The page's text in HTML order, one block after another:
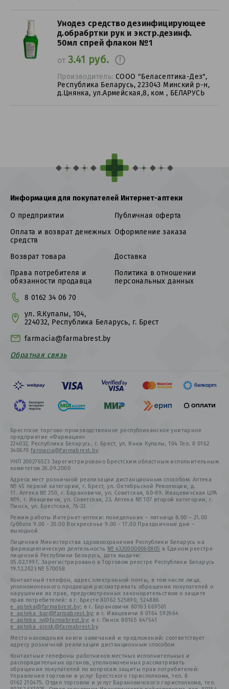
Унодез средство дезинфицирующее
д.обрабртки рук и экстр.дезинф.
50мл спрей флакон №1
от 3.41 руб.
Производитель:СООО "Беласептика-Дез",
Республика Беларусь, 223043 Минский р-н,
д.Цнянка, ул.Армейская,8, ком , БЕЛАРУСЬ
Информация для покупателей Интернет-аптеки
О предприятии
Публичная оферта
Оплата и возврат денежных
средств
Оформление заказа
Возврат товара
Доставка
Права потребителя и
обязанности продавца
Политика в отношении
персональных данных
8 0162 34 06 70
ул. Я.Купалы, 104,
224032, Республика Беларусь, г. Брест
farmacia@farmabrest.by
Обратная связь
Брестское торгово-производственное республиканское унитарное
предприятие «Фармация»
224032, Республика Беларусь, г. Брест, ул. Янки Купалы, 104 Тел. 8 0162
340670 farmacia@farmabrest.by
УНП 200276523 Зарегистрировано Брестским областным исполнительным
комитетом 26.09.2000
Адреса мест розничной реализации дистанционным способом: Аптека
№ 45 первой категории, г. Брест, ул. Октябрьской Революции, д.
11. Аптека № 250, г. Барановичи, ул. Советская, 60-89. Ивацевичская ЦРА
№9, г. Ивацевичи, ул. Советская, 23. Аптека № 107 второй категории, г.
Пинск, ул. Брестская, 76-33
Режим работы Интернет-аптеки: понедельник – пятница 8.00 – 21.00
Суббота 9.00 - 20.00 Воскресенье 9.00 - 17.00 Праздничные дни –
выходной
Лицензия Министерства здравоохранения Республики Беларусь на
фармацевтическую деятельность № 43200000060805 в Едином реестре
лицензий Республики Беларусь, дата выдачи:
05.02.1997. Зарегистрировано в Торговом реестре Республики Беларусь
19.12.2023 № 570058
Контактный телефон, адрес электронной почты, в том числе лица,
уполномоченного продавцом рассматривать обращения покупателей о
нарушении их прав, предусмотренных законодательством о защите
прав потребителей: в г. Бресте 80162 525890, 524886
e_apteka@farmabrest.by; в г. Барановичи 80163 669561
e_apteka_bar@farmabrest.by; в г. Ивацевичи 8 0164 592664
e_apteka_iv@farmabrest.by; в г. Пинск 80165 647541
e_apteka_pinsk@farmabrest.by
Место нахождения книги замечаний и предложений: соответствует
адресу розничной реализации дистанционным способом
Контактные телефоны работников местных исполнительных и
распорядительных органов, уполномоченных рассматривать
обращения покупателей по вопросам защиты прав потребителей:
Управление торговли и услуг Брестского горисполкома, тел. 8
0162 210475. Отдел торговли и услуг Барановичского горисполкома, тел.